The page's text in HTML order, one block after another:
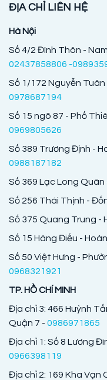
ĐỊA CHỈ LIÊN HỆ
Hà Nội
Số 4/2 Đình Thôn -
02437858806 -
Số 1/172 Nguyễn
0978687194
Số 15 ngõ 87 - Phố
0969805626
Số 389 Trương Định -
0988187182
Số 369 Lạc Long Quân
Số 256 Thái Thịnh -
Số 375 Quang Trung -
Số 15 Hàng Điếu -
Số 50 Việt Hưng -
0968321921
TP. HỒ CHÍ MINH
Địa chỉ 3: 466 Huỳnh
Quận 7 - 0986971865
Địa chỉ 1: Số 8 Lương
0966398119
Địa chỉ 2: 169 Kha Vạn